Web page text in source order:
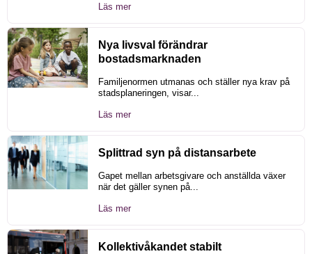
Läs mer
Nya livsval förändrar
bostadsmarknaden
Familjenormen utmanas och ställer nya krav på
stadsplaneringen, visar...
Läs mer
Splittrad syn på distansarbete
Gapet mellan arbetsgivare och anställda växer
när det gäller synen på...
Läs mer
Kollektivåkandet stabilt